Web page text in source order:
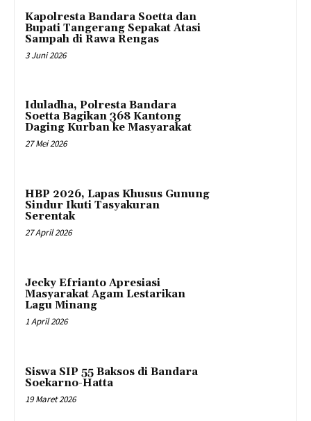
Kapolresta Bandara Soetta dan
Bupati Tangerang Sepakat Atasi
Sampah di Rawa Rengas
3 Juni 2026
Iduladha, Polresta Bandara
Soetta Bagikan 368 Kantong
Daging Kurban ke Masyarakat
27 Mei 2026
HBP 2026, Lapas Khusus Gunung
Sindur Ikuti Tasyakuran
Serentak
27 April 2026
Jecky Efrianto Apresiasi
Masyarakat Agam Lestarikan
Lagu Minang
1 April 2026
Siswa SIP 55 Baksos di Bandara
Soekarno-Hatta
19 Maret 2026